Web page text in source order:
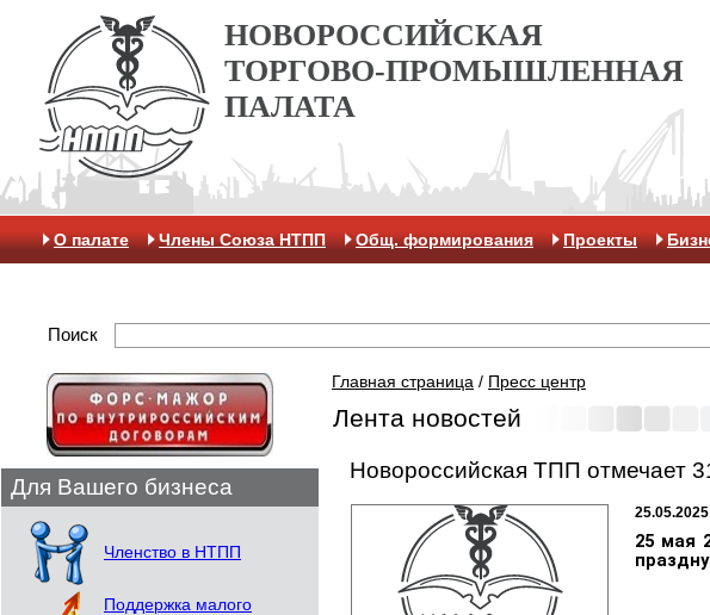
НОВОРОССИЙСКАЯ
ТОРГОВО-ПРОМЫШЛЕННАЯ
ПАЛАТА
О палате Члены Союза НТПП Общ. формирования Проекты
Поиск
Для Вашего бизнеса
Членство в НТПП
Поддержка малого
Главная страница / Пресс центр
Лента новостей
Новороссийская ТПП отмечает
25 мая